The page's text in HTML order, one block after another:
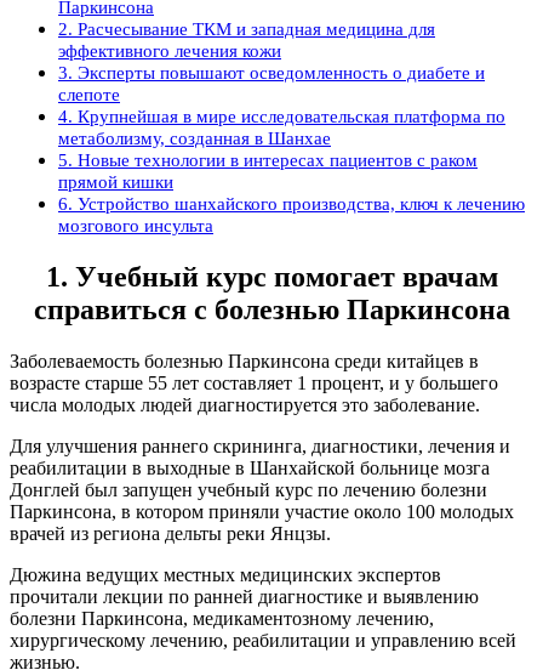
Паркинсона
2. Расчесывание ТКМ и западная медицина для
эффективного лечения кожи
3. Эксперты повышают осведомленность о диабете и
слепоте
4. Крупнейшая в мире исследовательская платформа по
метаболизму, созданная в Шанхае
5. Новые технологии в интересах пациентов с раком
прямой кишки
6. Устройство шанхайского производства, ключ к лечению
мозгового инсульта
1. Учебный курс помогает врачам
справиться с болезнью Паркинсона
Заболеваемость болезнью Паркинсона среди китайцев в
возрасте старше 55 лет составляет 1 процент, и у большего
числа молодых людей диагностируется это заболевание.
Для улучшения раннего скрининга, диагностики, лечения и
реабилитации в выходные в Шанхайской больнице мозга
Донглей был запущен учебный курс по лечению болезни
Паркинсона, в котором приняли участие около 100 молодых
врачей из региона дельты реки Янцзы.
Дюжина ведущих местных медицинских экспертов
прочитали лекции по ранней диагностике и выявлению
болезни Паркинсона, медикаментозному лечению,
хирургическому лечению, реабилитации и управлению всей
жизнью.